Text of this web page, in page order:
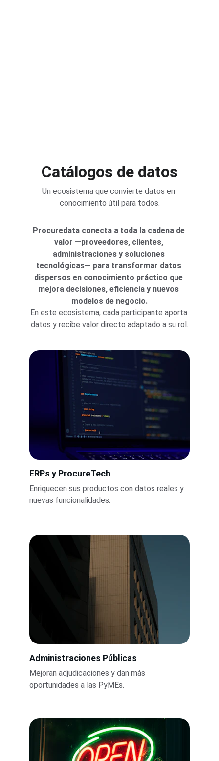
Catálogos de datos
Un ecosistema que convierte datos en
conocimiento útil para todos.
Procuredata conecta a toda la cadena de
valor —proveedores, clientes,
administraciones y soluciones
tecnológicas— para transformar datos
dispersos en conocimiento práctico que
mejora decisiones, eficiencia y nuevos
modelos de negocio.
En este ecosistema, cada participante aporta
datos y recibe valor directo adaptado a su rol.
ERPs y ProcureTech
Enriquecen sus productos con datos reales y
nuevas funcionalidades.
Administraciones Públicas
Mejoran adjudicaciones y dan más
oportunidades a las PyMEs.